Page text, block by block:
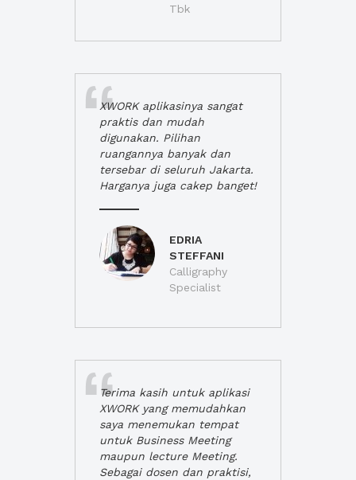
Tbk
XWORK aplikasinya sangat
praktis dan mudah
digunakan. Pilihan
ruangannya banyak dan
tersebar di seluruh Jakarta.
Harganya juga cakep banget!
EDRIA
STEFFANI
Calligraphy
Specialist
Terima kasih untuk aplikasi
XWORK yang memudahkan
saya menemukan tempat
untuk Business Meeting
maupun lecture Meeting.
Sebagai dosen dan praktisi,